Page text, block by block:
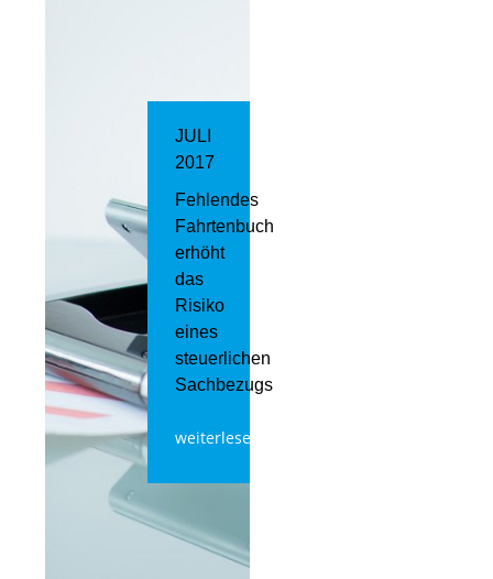
JULI
2017
Fehlendes
Fahrtenbuch
erhöht
das
Risiko
eines
steuerlichen
Sachbezugs
weiterlesen